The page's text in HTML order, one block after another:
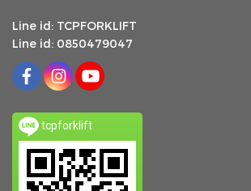
Line id: TCPFORKLIFT
Line id: 0850479047
tcpforklift